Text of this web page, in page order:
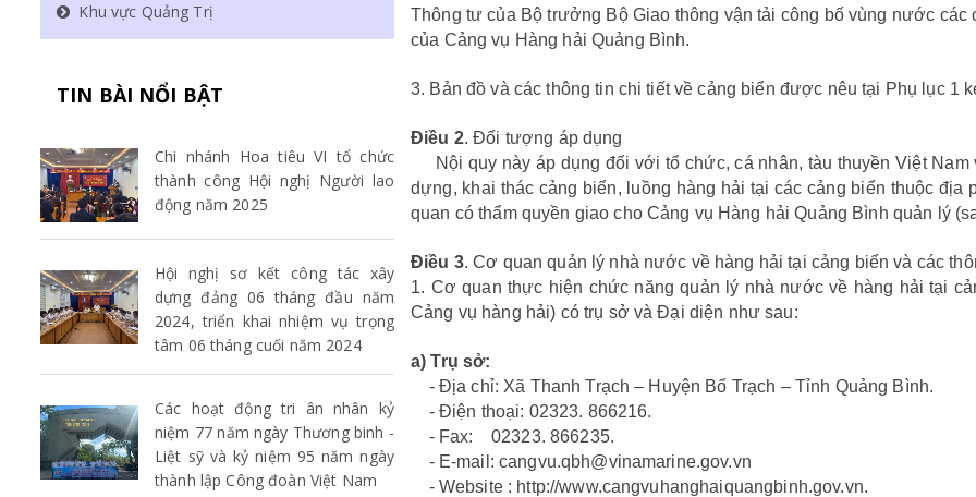
Khu vực Quảng Trị
TIN BÀI NỔI BẬT
Chi nhánh Hoa tiêu VI tổ chức
thành công Hội nghị Người lao
động năm 2025
Hội nghị sơ kết công tác xây
dựng đảng 06 tháng đầu năm
2024, triển khai nhiệm vụ trọng
tâm 06 tháng cuối năm 2024
Các hoạt động tri ân nhân kỷ
niệm 77 năm ngày Thương binh -
Liệt sỹ và kỷ niệm 95 năm ngày
thành lập Công đoàn Việt Nam
Thông tư của Bộ trưởng Bộ Giao thông vận tải công bố vùng nước
của Cảng vụ Hàng hải Quảng Bình.
3. Bản đồ và các thông tin chi tiết về cảng biển được nêu tại Phụ lục 1
Điều 2. Đối tượng áp dụng
Nội quy này áp dụng đối với tổ chức, cá nhân, tàu thuyền Việt
dựng, khai thác cảng biển, luồng hàng hải tại các cảng biển thuộc
quan có thẩm quyền giao cho Cảng vụ Hàng hải Quảng Bình quản lý
Điều 3. Cơ quan quản lý nhà nước về hàng hải tại cảng biển và các
1. Cơ quan thực hiện chức năng quản lý nhà nước về hàng hải tại
Cảng vụ hàng hải) có trụ sở và Đại diện như sau:
a) Trụ sở:
- Địa chỉ: Xã Thanh Trạch – Huyện Bố Trạch – Tỉnh Quảng Bình.
- Điện thoại: 02323. 866216.
- Fax: 02323. 866235.
- E-mail: cangvu.qbh@vinamarine.gov.vn
- Website : http://www.cangvuhanghaiquangbinh.gov.vn.